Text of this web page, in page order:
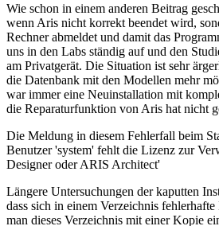
Wie schon in einem anderen Beitrag
wenn Aris nicht korrekt beendet wird,
Rechner abmeldet und damit das
uns in den Labs ständig auf und den
am Privatgerät. Die Situation ist sehr
die Datenbank mit den Modellen mehr
war immer eine Neuinstallation mit
die Reparaturfunktion von Aris hat nicht
Die Meldung in diesem Fehlerfall beim
Benutzer 'system' fehlt die Lizenz zur
Designer oder ARIS Architect'
Längere Untersuchungen der kaputten
dass sich in einem Verzeichnis
man dieses Verzeichnis mit einer Kopie